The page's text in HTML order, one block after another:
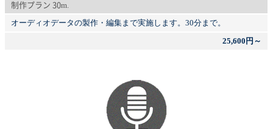
制作プラン 30m.
オーディオデータの製作・編集まで実施します。30分まで。
25,600円～